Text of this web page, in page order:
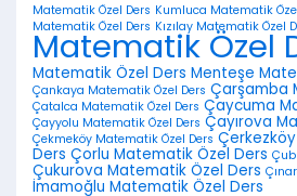
Matematik Özel Ders
Kumluca Matematik
Matematik Özel Ders
Kızılay Matematik Özel
Matematik Özel
Matematik Özel Ders Menteşe
Çankaya Matematik Özel Ders Çarşamba
Çatalca Matematik Özel Ders Çaycuma
Çayyolu Matematik Özel Ders Çayırova
Çekmeköy Matematik Özel Ders
Ders Çorlu Matematik Özel Ders
Çukurova Matematik Özel Ders
İmamoğlu Matematik Özel Ders